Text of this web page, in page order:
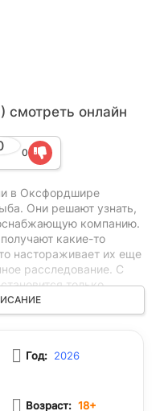
смотреть онлайн
0
в Оксфордшире
Они решают узнать,
компанию.
какие-то
настораживает их еще
расследование. С
только
Их поиски
они продолжают
Год: 2026
Возраст: 18+